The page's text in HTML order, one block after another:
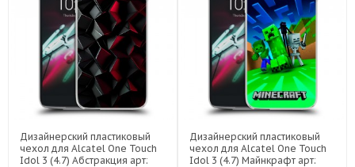
Дизайнерский пластиковый
чехол для Alcatel One Touch
Idol 3 (4.7) Абстракция арт:
Дизайнерский пластиковый
чехол для Alcatel One Touch
Idol 3 (4.7) Майнкрафт арт: